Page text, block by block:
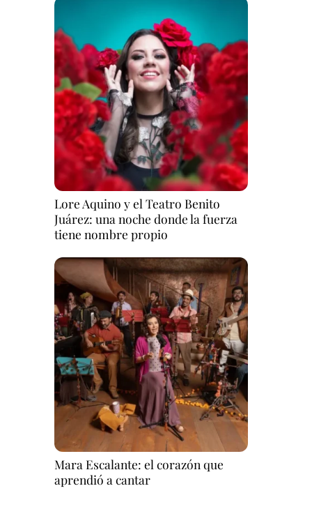
Lore Aquino y el Teatro Benito
Juárez: una noche donde la fuerza
tiene nombre propio
Mara Escalante: el corazón que
aprendió a cantar